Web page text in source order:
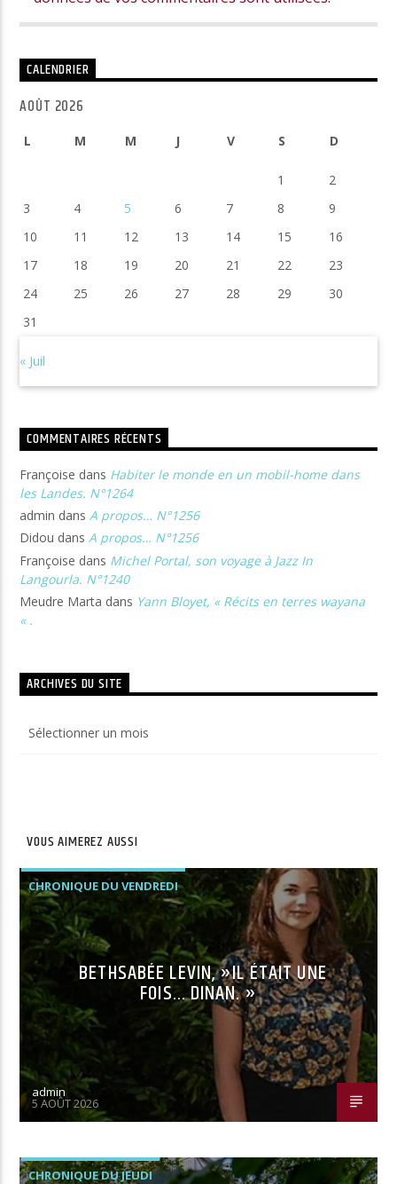
CALENDRIER
AOÛT 2026
L M M J V S D
1
2
3
4 5 6 7 8
9
10
11 12 13 14 15
16
17
18 19 20 21 22
23
24
25 26 27 28 29
30
31
« Juil
COMMENTAIRES RÉCENTS
Françoise dans Habiter le monde en un mobil-home dans
les Landes. N°1264
admin dansA propos… N°1256
Didou dansA propos… N°1256
Françoise dans Michel Portal, son voyage à Jazz In
Langourla. N°1240
Meudre Marta dans Yann Bloyet, « Récits en terres wayana
« .
ARCHIVES DU SITE
du
VOUS AIMEREZ AUSSI
CHRONIQUE DU VENDREDI
BETHSABÉE LEVIN, »IL ÉTAIT UNE
FOIS… DINAN. »
admin
5 AOÛT 2026
CHRONIQUE DU JEUDI